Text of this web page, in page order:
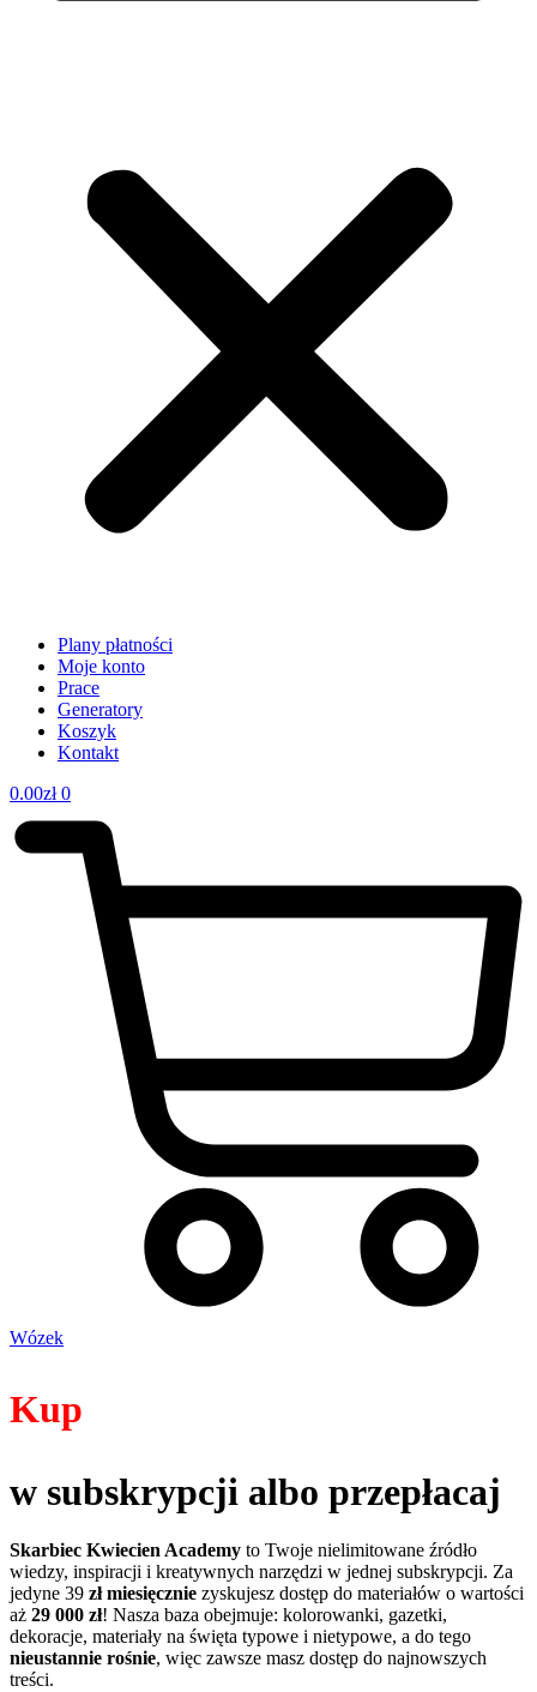
Plany płatności
Moje konto
Prace
Generatory
Koszyk
Kontakt
0.00zł 0
Wózek
Kup
w subskrypcji albo przepłacaj
Skarbiec Kwiecien Academy to Twoje nielimitowane źródło
wiedzy, inspiracji i kreatywnych narzędzi w jednej subskrypcji. Za
jedyne 39 zł miesięcznie zyskujesz dostęp do materiałów o wartości
aż 29 000 zł! Nasza baza obejmuje: kolorowanki, gazetki,
dekoracje, materiały na święta typowe i nietypowe, a do tego
nieustannie rośnie, więc zawsze masz dostęp do najnowszych
treści.